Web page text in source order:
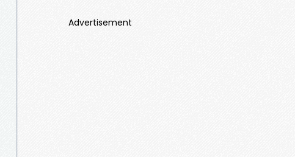
Advertisement